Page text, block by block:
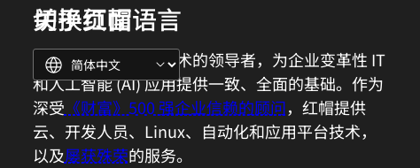
关于红帽
红帽是开放混合云技术的领导者，为企业变革性 IT
和人工智能 (AI) 应用提供一致、全面的基础。作为
深受 《财富》500 强企业信赖的顾问，红帽提供
云、开发人员、Linux、自动化和应用平台技术，
以及屡获殊荣的服务。
切换页面语言